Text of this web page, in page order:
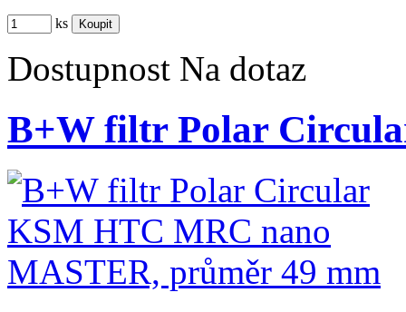
ks
Dostupnost Na dotaz
B+W filtr Polar